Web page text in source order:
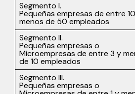
Segmento I.
Pequeñas empresas de entre
menos de 50 empleados
Segmento II.
Pequeñas empresas o
Microempresas de entre 3 y
de 10 empleados
Segmento III.
Pequeñas empresas o